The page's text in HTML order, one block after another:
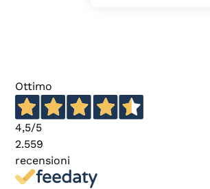
Ottimo
4,5/5
2.559
recensioni